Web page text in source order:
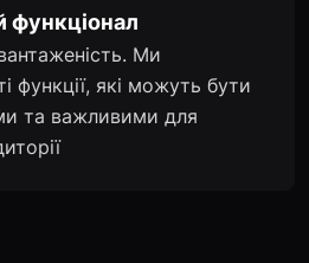
функціонал
Ми
функції, які можуть бути
та важливими для